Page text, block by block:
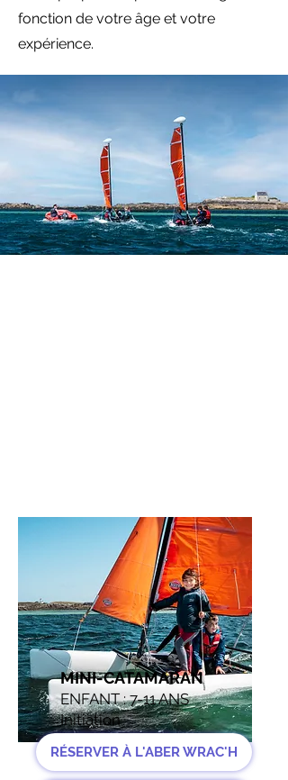
fonction de votre âge et votre
expérience.
MINI-CATAMARAN
ENFANT : 7-11 ANS
Initiation
RÉSERVER À L'ABER WRAC'H